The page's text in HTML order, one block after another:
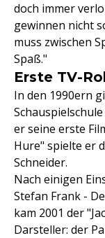
doch immer
gewinnen nicht
muss zwischen
Spaß."
Erste TV-
In den 1990ern
er seine erste
Hure" spielte er
Schneider.
Nach einigen
Stefan Frank -
kam 2001 der
Darsteller: der